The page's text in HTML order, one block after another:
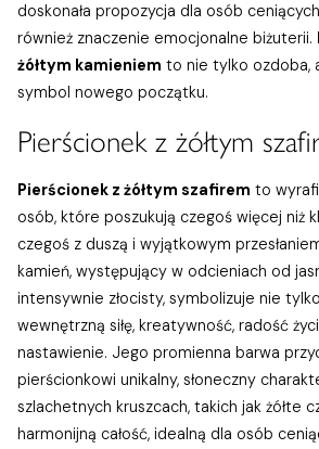
doskonała propozycja dla osób
również znaczenie emocjonalne biżuterii.
żółtym kamieniem to nie tylko ozdoba,
symbol nowego początku.
Pierścionek z żółtym
Pierścionek z żółtym szafirem to
osób, które poszukują czegoś więcej niż
czegoś z duszą i wyjątkowym
kamień, występujący w odcieniach od
intensywnie złocisty, symbolizuje nie
wewnętrzną siłę, kreatywność, radość
nastawienie. Jego promienna barwa
pierścionkowi unikalny, słoneczny
szlachetnych kruszcach, takich jak żółte
harmonijną całość, idealną dla osób